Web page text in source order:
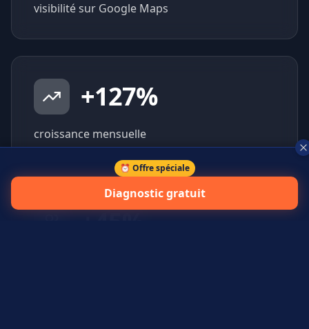
visibilité sur Google Maps
+127%
croissance mensuelle
+45%
⏰ Offre spéciale
Diagnostic gratuit